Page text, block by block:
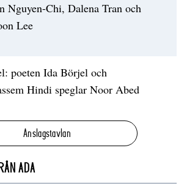
Nguyen-Chi, Dalena Tran och
Lee
poeten Ida Börjel och
Hindi speglar Noor Abed
Anslagstavlan
ADA